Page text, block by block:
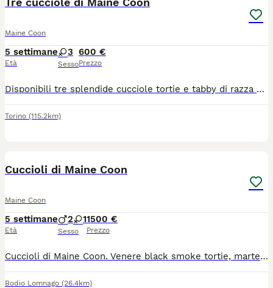
Maine Coon
5 settimane
Età
3
Sesso
600 €
Prezzo
Disponibili tre splendide cucciole tortie e tabby di razza Maine Coon nate il 30 giugno. Verranno cedute dopo il 30 agosto con vaccinazione, sverni nazioni e libretto sanitario.
Torino (115.2km)
Cuccioli di Maine Coon
Maine Coon
5 settimane
Età
2 1
Sesso
1500 €
Prezzo
Cuccioli di Maine Coon. Venere black smoke tortie, marte e oriente rossi tabby. I cuccioli saranno pronti per la loro famiglia dal 16/10. I cuccioli avranno pedigree, ciclo vaccinale completo, saranno sverminati, libretto vaccinale, certificato di buona salute. È possibile visionare i cuccioli di persona dal 2/9 in poi, ma mi rendo disponibile a videochiamate per vedere al meglio i piccoli
Bodio Lomnago (26.4km)